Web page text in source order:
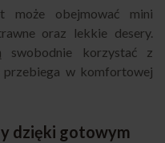
może obejmować mini
oraz lekkie desery.
swobodnie korzystać z
przebiega w komfortowej
dzięki gotowym